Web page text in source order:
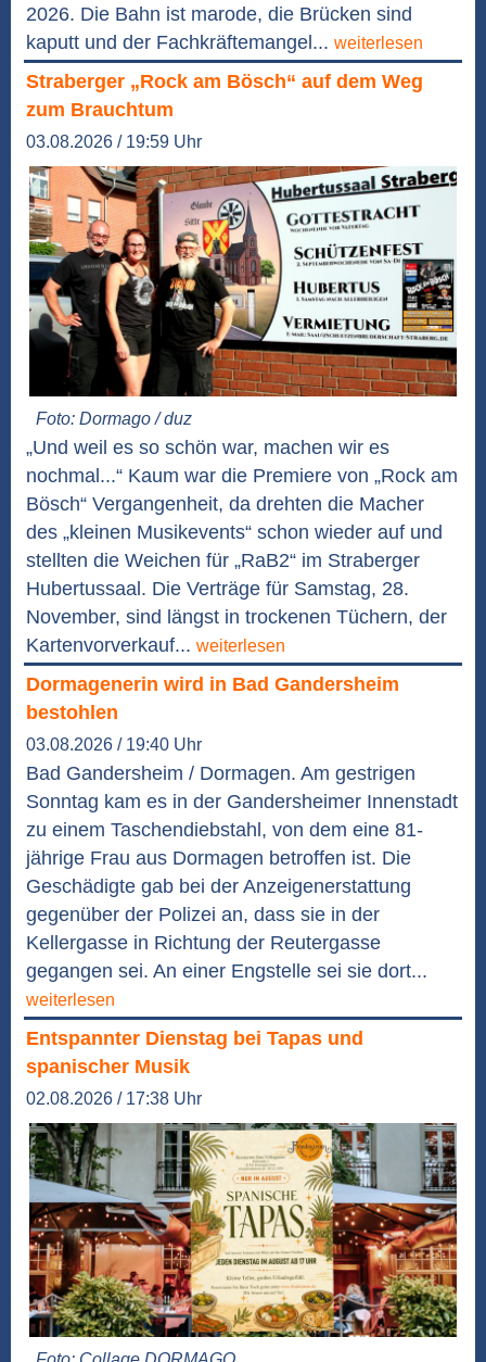
2026. Die Bahn ist marode, die Brücken sind
kaputt und der Fachkräftemangel... weiterlesen
Straberger „Rock am Bösch“ auf dem Weg
zum Brauchtum
03.08.2026 / 19:59 Uhr
Foto: Dormago / duz
„Und weil es so schön war, machen wir es
nochmal...“ Kaum war die Premiere von „Rock am
Bösch“ Vergangenheit, da drehten die Macher
des „kleinen Musikevents“ schon wieder auf und
stellten die Weichen für „RaB2“ im Straberger
Hubertussaal. Die Verträge für Samstag, 28.
November, sind längst in trockenen Tüchern, der
Kartenvorverkauf... weiterlesen
Dormagenerin wird in Bad Gandersheim
bestohlen
03.08.2026 / 19:40 Uhr
Bad Gandersheim / Dormagen. Am gestrigen
Sonntag kam es in der Gandersheimer Innenstadt
zu einem Taschendiebstahl, von dem eine 81-
jährige Frau aus Dormagen betroffen ist. Die
Geschädigte gab bei der Anzeigenerstattung
gegenüber der Polizei an, dass sie in der
Kellergasse in Richtung der Reutergasse
gegangen sei. An einer Engstelle sei sie dort...
weiterlesen
Entspannter Dienstag bei Tapas und
spanischer Musik
02.08.2026 / 17:38 Uhr